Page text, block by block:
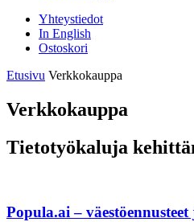
Yhteystiedot
In English
Ostoskori
Etusivu Verkkokauppa
Verkkokauppa
Tietotyökaluja
Popula.ai –